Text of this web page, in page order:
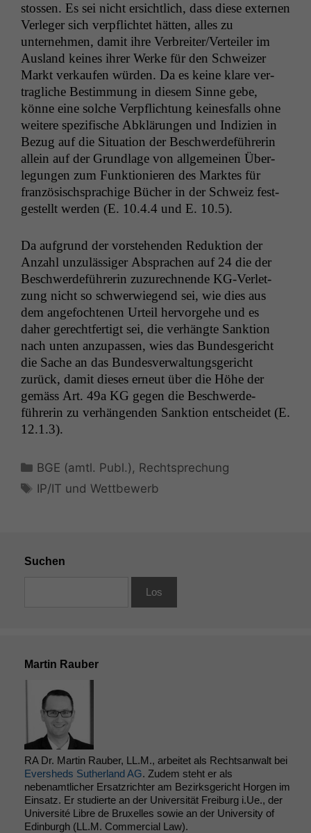
stossen. Es sei nicht ersichtlich, dass diese exter­nen
Ver­leger sich verpflichtet hät­ten, alles zu
unternehmen, damit ihre Verbreiter/Verteiler im
Aus­land keines ihrer Werke für den Schweiz­er
Markt verkaufen wür­den. Da es keine klare ver­
tragliche Bes­tim­mung in diesem Sinne gebe,
könne eine solche Verpflich­tung keines­falls ohne
weit­ere spez­i­fis­che Abklärun­gen und Indizien in
Bezug auf die Sit­u­a­tion der Beschw­erde­führerin
allein auf der Grund­lage von all­ge­meinen Über­
legun­gen zum Funk­tion­ieren des Mark­tes für
franzö­sis­chsprachige Büch­er in der Schweiz fest­
gestellt wer­den (E. 10.4.4 und E. 10.5).
Da auf­grund der vorste­hen­den Reduk­tion der
Anzahl unzuläs­siger Absprachen auf 24 die der
Beschw­erde­führerin zuzurech­nende KG-Ver­let­
zung nicht so schw­er­wiegend sei, wie dies aus
dem ange­focht­e­nen Urteil her­vorge­he und es
daher gerecht­fer­tigt sei, die ver­hängte Sank­tion
nach unten anzu­passen, wies das Bun­des­gericht
die Sache an das Bun­desver­wal­tungs­gericht
zurück, damit dieses erneut über die Höhe der
gemäss Art. 49a KG gegen die Beschw­erde­
führerin zu ver­hän­gen­den Sank­tion entschei­det (E.
12.1.3).
Kategorien
BGE (amtl. Publ.) , Rechtsprechung
Schlagwörter
IP/IT und Wettbewerb
Suchen
Martin Rauber
RA Dr. Martin Rauber, LL.M., arbeitet als Rechtsanwalt bei
Eversheds Sutherland AG. Zudem steht er als
nebenamtlicher Ersatzrichter am Bezirksgericht Horgen im
Einsatz. Er studierte an der Universität Freiburg i.Ue., der
Université Libre de Bruxelles sowie an der University of
Edinburgh (LL.M. Commercial Law).